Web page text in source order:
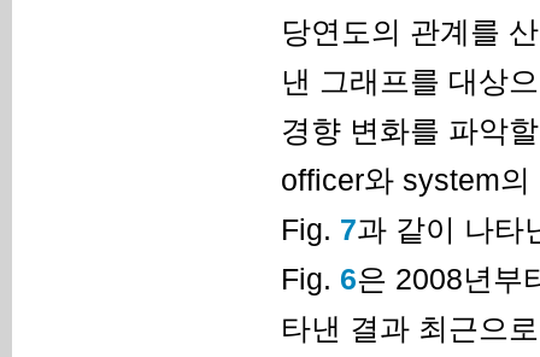
당연도의 관계를
낸 그래프를 대상
경향 변화를 파악
officer와 system
Fig. 7과 같이 나타
Fig. 6은 2008년부
타낸 결과 최근으